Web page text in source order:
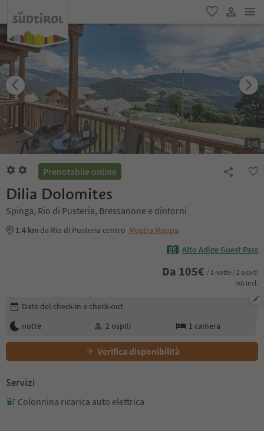
favoriti
user link
1/6
Prenotabile online
Dilia Dolomites
Spinga, Rio di Pusteria, Bressanone e dintorni
1.4 km da Rio di Pusteria centro Mostra Mappa
Alto Adige Guest Pass
Da 105€ / 1 notte / 2 ospiti
IVA incl.
Modifica i dettagli della prenotazione
Date del check-in e check-out
notte
2 ospiti 1 camera
Verifica disponibilità
Servizi
Colonnina ricarica auto elettrica